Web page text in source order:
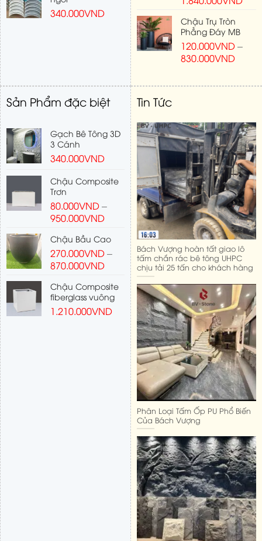
340.000VND
Chậu Trụ Tròn
Phẳng Đáy MB
120.000VND–
830.000VND
Sản Phẩm đặc biệt
Gạch Bê Tông 3D
3 Cánh
340.000VND
Chậu Composite
Trơn
80.000VND–
950.000VND
Chậu Bầu Cao
270.000VND–
870.000VND
Chậu Composite
fiberglass vuông
1.210.000VND
Tin Tức
Bách Vượng hoàn tất giao lô
tấm chắn rác bê tông UHPC
chịu tải 25 tấn cho khách hàng
Phân Loại Tấm Ốp PU Phổ Biến
Của Bách Vượng